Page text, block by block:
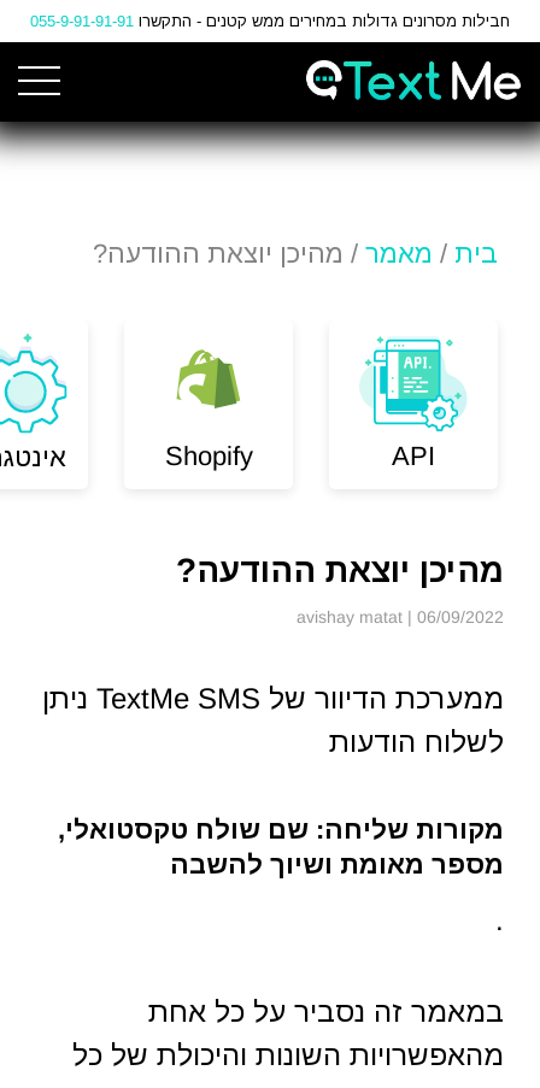
Skip
to
Content
חבילות מסרונים גדולות במחירים ממש קטנים - התקשרו 055-9-91-91-91
בית / מאמר / מהיכן יוצאת ההודעה?
API
Shopify
מהיכן יוצאת ההודעה?
06/09/2022
| avishay matat
ממערכת הדיוור של TextMe SMS ניתן
לשלוח הודעות
מקורות שליחה: שם שולח טקסטואלי,
מספר מאומת ושיוך להשבה
.
במאמר זה נסביר על כל אחת
מהאפשרויות השונות והיכולת של כל